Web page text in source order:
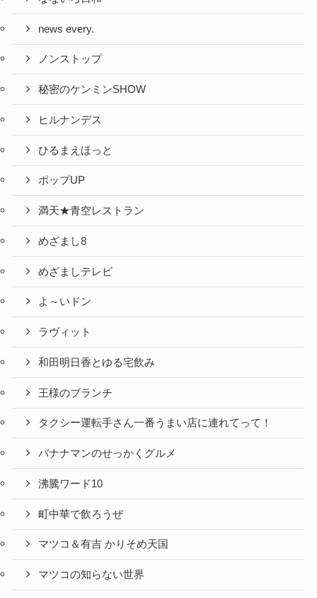
news every.
ノンストップ
秘密のケンミンSHOW
ヒルナンデス
ひるまえほっと
ポップUP
満天★青空レストラン
めざまし8
めざましテレビ
よ～いドン
ラヴィット
和田明日香とゆる宅飲み
王様のブランチ
タクシー運転手さん一番うまい店に連れてって！
バナナマンのせっかくグルメ
沸騰ワード10
町中華で飲ろうぜ
マツコ＆有吉 かりそめ天国
マツコの知らない世界